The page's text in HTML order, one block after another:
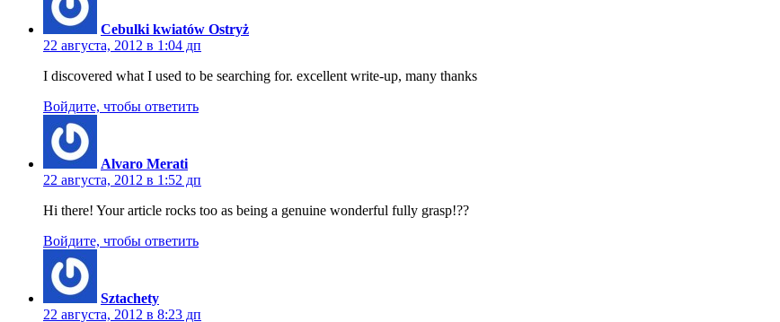
Cebulki kwiatów Ostryż
22 августа, 2012 в 1:04 дп
I discovered what I used to be searching for. excellent write-up, many thanks
Войдите, чтобы ответить
Alvaro Merati
22 августа, 2012 в 1:52 дп
Hi there! Your article rocks too as being a genuine wonderful fully grasp!??
Войдите, чтобы ответить
Sztachety
22 августа, 2012 в 8:23 дп